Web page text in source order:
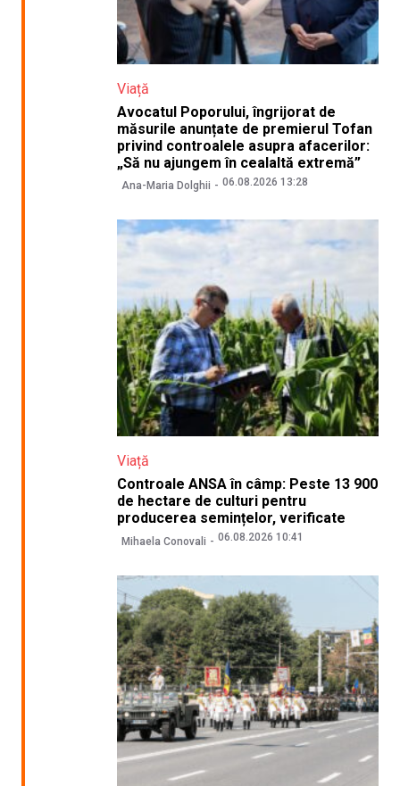
Viață
Avocatul Poporului, îngrijorat de
măsurile anunțate de premierul Tofan
privind controalele asupra afacerilor:
„Să nu ajungem în cealaltă extremă”
Ana-Maria Dolghii 06.08.2026 13:28
Viață
Controale ANSA în câmp: Peste 13 900
de hectare de culturi pentru
producerea semințelor, verificate
Mihaela Conovali 06.08.2026 10:41